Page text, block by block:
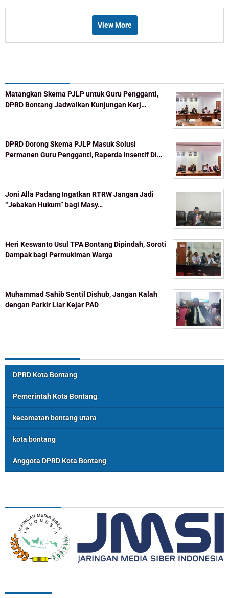
View More
Matangkan Skema PJLP untuk Guru Pengganti,
DPRD Bontang Jadwalkan Kunjungan Kerj…
DPRD Dorong Skema PJLP Masuk Solusi
Permanen Guru Pengganti, Raperda Insentif Di…
Joni Alla Padang Ingatkan RTRW Jangan Jadi
“Jebakan Hukum” bagi Masy…
Heri Keswanto Usul TPA Bontang Dipindah, Soroti
Dampak bagi Permukiman Warga
Muhammad Sahib Sentil Dishub, Jangan Kalah
dengan Parkir Liar Kejar PAD
DPRD Kota Bontang
Pemerintah Kota Bontang
kecamatan bontang utara
kota bontang
Anggota DPRD Kota Bontang